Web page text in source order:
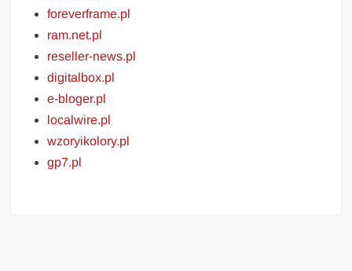
foreverframe.pl
ram.net.pl
reseller-news.pl
digitalbox.pl
e-bloger.pl
localwire.pl
wzoryikolory.pl
gp7.pl